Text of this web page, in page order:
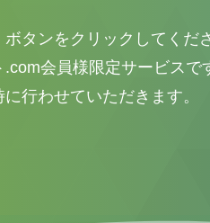
タンをクリックしてくだ
会員様限定サービスで
行わせていただきます。